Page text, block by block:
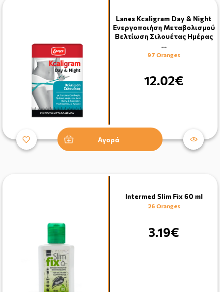
Lanes Kcaligram Day & Night
Ενεργοποιήση Μεταβολισμού
Βελτίωση Σιλουέτας Ημέρας
…
97 Oranges
12.02€
Αγορά
Intermed Slim Fix 60 ml
26 Oranges
3.19€